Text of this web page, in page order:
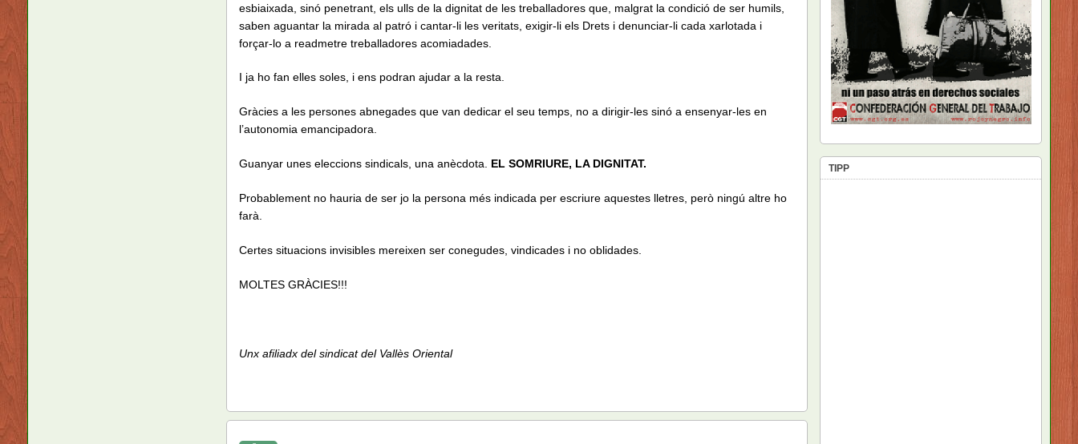
esbiaixada, sinó penetrant, els ulls de la dignitat de les treballadores que, malgrat la condició de ser humils,
saben aguantar la mirada al patró i cantar-li les veritats, exigir-li els Drets i denunciar-li cada xarlotada i
forçar-lo a readmetre treballadores acomiadades.
I ja ho fan elles soles, i ens podran ajudar a la resta.
Gràcies a les persones abnegades que van dedicar el seu temps, no a dirigir-les sinó a ensenyar-les en
l’autonomia emancipadora.
Guanyar unes eleccions sindicals, una anècdota. EL SOMRIURE, LA DIGNITAT.
Probablement no hauria de ser jo la persona més indicada per escriure aquestes lletres, però ningú altre ho
farà.
Certes situacions invisibles mereixen ser conegudes, vindicades i no oblidades.
MOLTES GRÀCIES!!!
Unx afiliadx del sindicat del Vallès Oriental
TIPP